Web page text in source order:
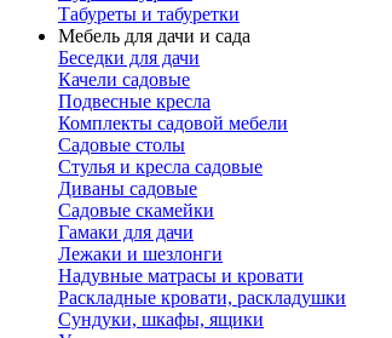
Табуреты и табуретки
Мебель для дачи и сада
Беседки для дачи
Качели садовые
Подвесные кресла
Комплекты садовой мебели
Садовые столы
Стулья и кресла садовые
Диваны садовые
Садовые скамейки
Гамаки для дачи
Лежаки и шезлонги
Надувные матрасы и кровати
Раскладные кровати, раскладушки
Сундуки, шкафы, ящики